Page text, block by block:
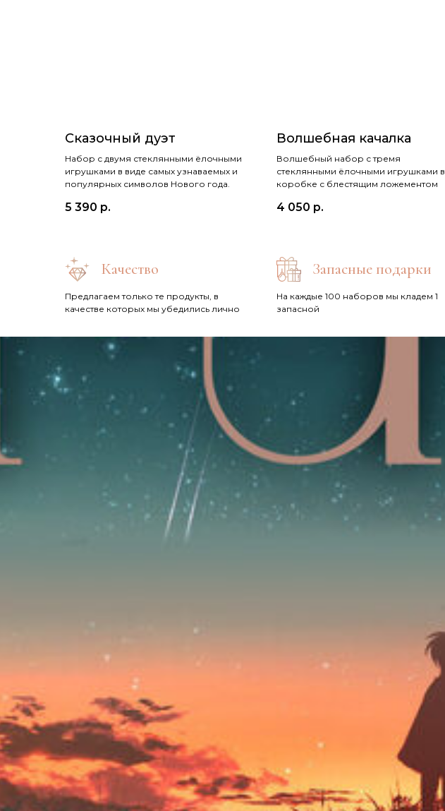
Сказочный дуэт
Набор с двумя стеклянными ёлочными
игрушками в виде самых узнаваемых и
популярных символов Нового года.
5 390 р.
Волшебная качалка
Волшебный набор с тремя
стеклянными ёлочными игрушками в
коробке с блестящим ложементом
4 050 р.
Качество
Предлагаем только те продукты, в
качестве которых мы убедились лично
Запасные подарки
На каждые 100 наборов мы кладем 1
запасной